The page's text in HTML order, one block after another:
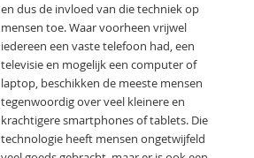
en dus de invloed van die techniek op
mensen toe. Waar voorheen vrijwel
iedereen een vaste telefoon had, een
televisie en mogelijk een computer of
laptop, beschikken de meeste mensen
tegenwoordig over veel kleinere en
krachtigere smartphones of tablets. Die
technologie heeft mensen ongetwijfeld